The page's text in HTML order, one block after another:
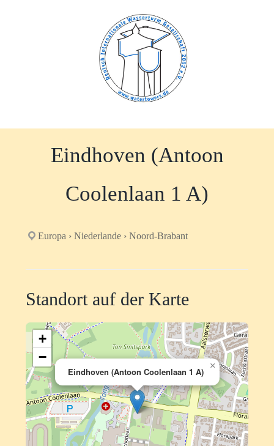
Eindhoven (Antoon
Coolenlaan 1 A)
Europa › Niederlande › Noord-Brabant
Standort auf der Karte
Eindhoven (Antoon Coolenlaan 1 A)
×
+
−